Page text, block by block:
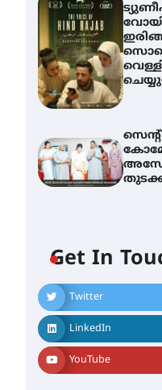
Get In
Twitter
LinkedIn
YouTube